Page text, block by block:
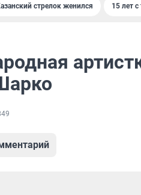
стрелок женился 15 лет с